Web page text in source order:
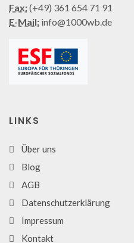
Fax:(+49) 361 654 71 91
E-Mail: info@1000wb.de
LINKS
Über uns
Blog
AGB
Datenschutzerklärung
Impressum
Kontakt